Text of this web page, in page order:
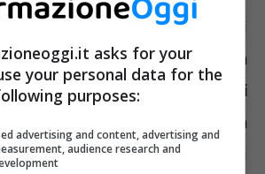
alcune offerte attive in vari
Milano. Iniziamo da
con laricerca di un operaio di
inserimento in una piccola
settore di produzione di
asks for your
your personal data for the
purposes:
advertising and content, advertising and
audience research and